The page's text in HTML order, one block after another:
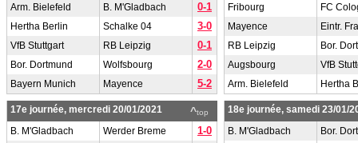
Arm. Bielefeld B. M'Gladbach 0-1
Hertha Berlin Schalke 04 3-0
VfB Stuttgart RB Leipzig 0-1
Bor. Dortmund Wolfsbourg 2-0
Bayern Munich Mayence 5-2
Fribourg
FC
Mayence
Eintr.
RB Leipzig
Bor.
Augsbourg
VfB
Arm. Bielefeld
Hertha
^top
17e journée, mercredi 20/01/2021
B. M'Gladbach
Werder Breme 1-0
18e journée, samedi 23/01/
B. M'Gladbach
Bor.